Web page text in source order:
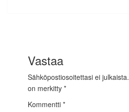
Vastaa
Sähköpostiosoitettasi ei julkaista.
on merkitty *
Kommentti *